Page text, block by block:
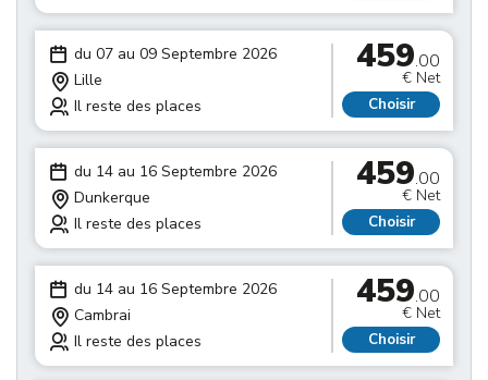
du 07 au 09 Septembre 2026
Lille
Il reste des places
459.00
€ Net
Choisir
du 14 au 16 Septembre 2026
Dunkerque
Il reste des places
459.00
€ Net
Choisir
du 14 au 16 Septembre 2026
Cambrai
Il reste des places
459.00
€ Net
Choisir